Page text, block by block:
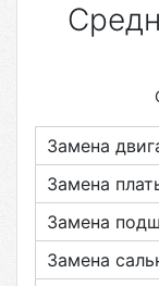
Замена
Замена
Замена
Замена